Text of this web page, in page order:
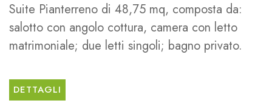
Suite Pianterreno di 48,75 mq, composta da:
salotto con angolo cottura, camera con letto
matrimoniale; due letti singoli; bagno privato.
DETTAGLI